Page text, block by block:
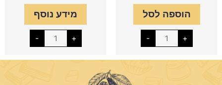
הוספה לסל
- +
מידע נוסף
- +